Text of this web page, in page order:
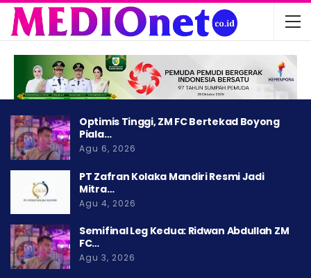
Optimis Tinggi, ZM FC Bertekad Boyong
Piala…
Agu 6, 2026
PT Zafran Kolaka Mandiri Resmi Jadi
Mitra…
Agu 4, 2026
Semifinal Leg Kedua: Ridwan Abdullah ZM
FC…
Agu 3, 2026